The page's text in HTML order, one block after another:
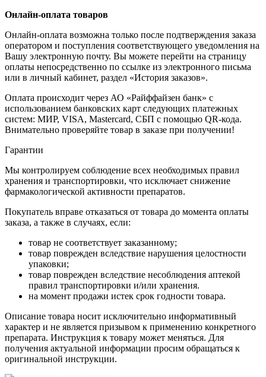
Онлайн-оплата товаров
Онлайн-оплата возможна только после подтверждения заказа
оператором и поступления соответствующего уведомления на
Вашу электронную почту. Вы можете перейти на страницу
оплаты непосредственно по ссылке из электронного письма
или в личный кабинет, раздел «История заказов».
Оплата происходит через АО «Райффайзен банк» с
использованием банковских карт следующих платежных
систем: МИР, VISA, Mastercard, СБП с помощью QR-кода.
Внимательно проверяйте товар в заказе при получении!
Гарантии
Мы контролируем соблюдение всех необходимых правил
хранения и транспортировки, что исключает снижение
фармакологической активности препаратов.
Покупатель вправе отказаться от товара до момента оплаты
заказа, а также в случаях, если:
товар не соответствует заказанному;
товар поврежден вследствие нарушения целостности
упаковки;
товар поврежден вследствие несоблюдения аптекой
правил транспортировки и/или хранения.
на момент продажи истек срок годности товара.
Описание товара носит исключительно информативный
характер и не является призывом к применению конкретного
препарата. Инструкция к товару может меняться. Для
получения актуальной информации просим обращаться к
оригинальной инструкции.